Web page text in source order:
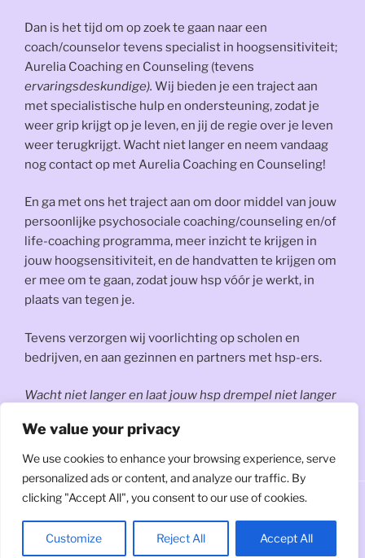
We value your privacy
We use cookies to enhance your browsing experience, serve
personalized ads or content, and analyze our traffic. By
clicking "Accept All", you consent to our use of cookies.
Customize Reject All Accept All
Dan is het tijd om op zoek te gaan naar een
coach/counselor tevens specialist in hoogsensitiviteit;
Aurelia Coaching en Counseling (tevens
ervaringsdeskundige). Wij bieden je een traject aan
met specialistische hulp en ondersteuning, zodat je
weer grip krijgt op je leven, en jij de regie over je leven
weer terugkrijgt.Wacht niet langer en neem vandaag
nog contact op met Aurelia Coaching en Counseling!
En ga met ons het traject aan om door middel van jouw
persoonlijke psychosociale coaching/counseling en/of
life-coaching programma, meer inzicht te krijgen in
jouw hoogsensitiviteit, en de handvatten te krijgen om
er mee om te gaan, zodat jouw hsp vóór je werkt, in
plaats van tegen je.
Tevens verzorgen wij voorlichting op scholen en
bedrijven, en aan gezinnen en partners met hsp-ers.
Wacht niet langer en laat jouw hsp drempel niet langer
op metAurelia Coaching en Counseling.